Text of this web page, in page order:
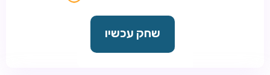
שחק עכשיו